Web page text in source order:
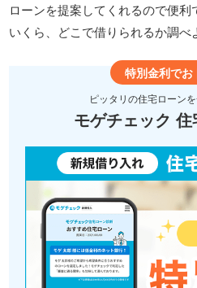
ローンを提案してくれるので便利
いくら、どこで借りられるか調べ
特別金利でお
ピッタリの住宅ローン
モゲチェック